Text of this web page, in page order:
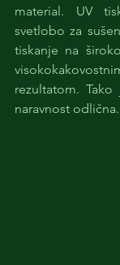
material. UV
svetlobo za
tiskanje na
rezultatom.